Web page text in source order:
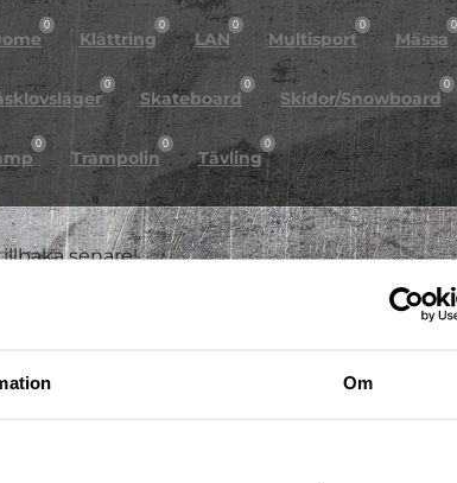
Om
0
Klättring
0
LAN
0
Multisport
0
Mässa
0
0
Skateboard
0
Skidor/Snowboard
0
0
Trampolin
0
Tävling
0
senare!